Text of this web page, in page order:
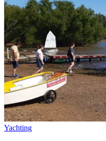
Yachting